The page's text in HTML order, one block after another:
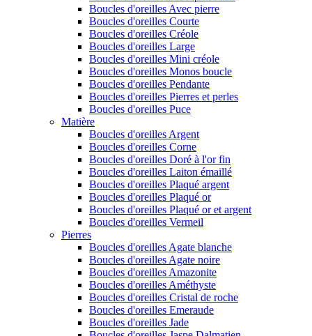
Boucles d'oreilles Avec pierre
Boucles d'oreilles Courte
Boucles d'oreilles Créole
Boucles d'oreilles Large
Boucles d'oreilles Mini créole
Boucles d'oreilles Monos boucle
Boucles d'oreilles Pendante
Boucles d'oreilles Pierres et perles
Boucles d'oreilles Puce
Matière
Boucles d'oreilles Argent
Boucles d'oreilles Corne
Boucles d'oreilles Doré à l'or fin
Boucles d'oreilles Laiton émaillé
Boucles d'oreilles Plaqué argent
Boucles d'oreilles Plaqué or
Boucles d'oreilles Plaqué or et argent
Boucles d'oreilles Vermeil
Pierres
Boucles d'oreilles Agate blanche
Boucles d'oreilles Agate noire
Boucles d'oreilles Amazonite
Boucles d'oreilles Améthyste
Boucles d'oreilles Cristal de roche
Boucles d'oreilles Emeraude
Boucles d'oreilles Jade